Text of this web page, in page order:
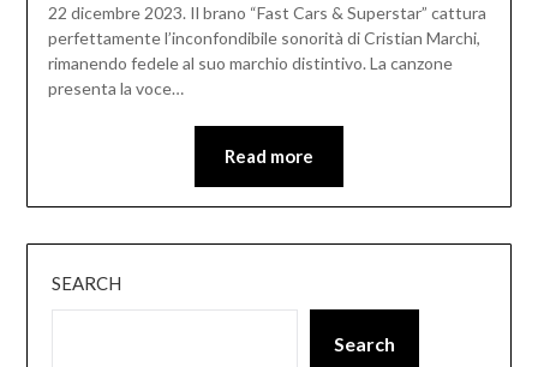
22 dicembre 2023. Il brano “Fast Cars & Superstar” cattura
perfettamente l’inconfondibile sonorità di Cristian Marchi,
rimanendo fedele al suo marchio distintivo. La canzone
presenta la voce…
Read more
SEARCH
Search